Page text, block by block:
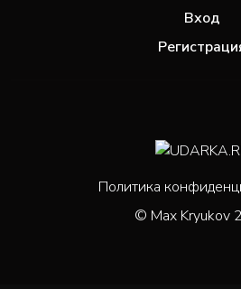
Вход
Политика
© Max Kryukov